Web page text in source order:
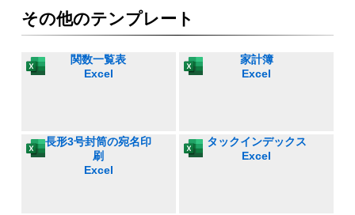
その他のテンプレート
関数一覧表
Excel
家計簿
Excel
長形3号封筒の宛名印
刷
Excel
タックインデックス
Excel